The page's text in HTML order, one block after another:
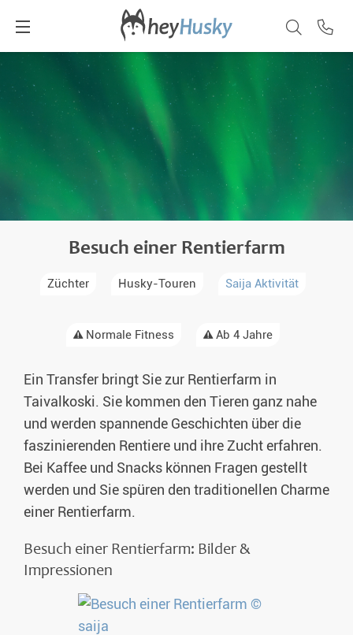
Besuch einer Rentierfarm
Züchter Husky-Touren Saija Aktivität
Normale Fitness Ab 4 Jahre
Ein Transfer bringt Sie zur Rentierfarm in
Taivalkoski. Sie kommen den Tieren ganz nahe
und werden spannende Geschichten über die
faszinierenden Rentiere und ihre Zucht erfahren.
Bei Kaffee und Snacks können Fragen gestellt
werden und Sie spüren den traditionellen Charme
einer Rentierfarm.
Besuch einer Rentierfarm: Bilder &
Impressionen